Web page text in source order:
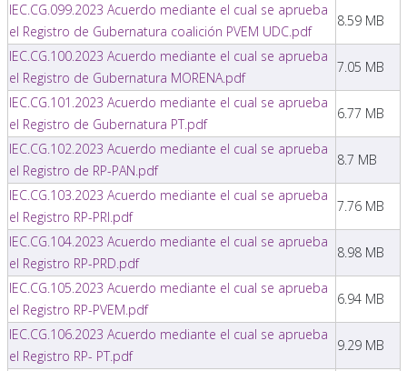
IEC.CG.099.2023 Acuerdo mediante el cual se aprueba
el Registro de Gubernatura coalición PVEM UDC.pdf
8.59 MB
IEC.CG.100.2023 Acuerdo mediante el cual se aprueba
el Registro de Gubernatura MORENA.pdf
7.05 MB
IEC.CG.101.2023 Acuerdo mediante el cual se aprueba
el Registro de Gubernatura PT.pdf
6.77 MB
IEC.CG.102.2023 Acuerdo mediante el cual se aprueba
el Registro de RP-PAN.pdf
8.7 MB
IEC.CG.103.2023 Acuerdo mediante el cual se aprueba
el Registro RP-PRI.pdf
7.76 MB
IEC.CG.104.2023 Acuerdo mediante el cual se aprueba
el Registro RP-PRD.pdf
8.98 MB
IEC.CG.105.2023 Acuerdo mediante el cual se aprueba
el Registro RP-PVEM.pdf
6.94 MB
IEC.CG.106.2023 Acuerdo mediante el cual se aprueba
el Registro RP- PT.pdf
9.29 MB